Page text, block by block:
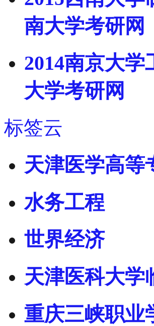
南大学考研网
2014南京大
大学考研网
标签云
天津医学高等
水务工程
世界经济
天津医科大学
重庆三峡职业